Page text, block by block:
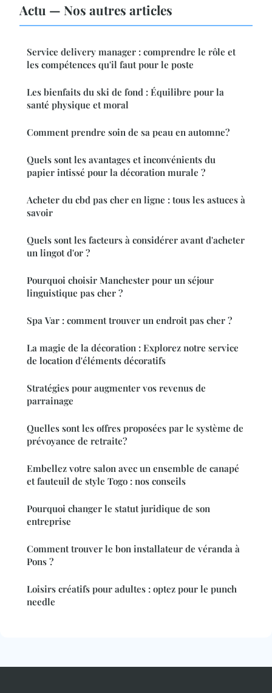
Actu — Nos autres articles
Service delivery manager : comprendre le rôle et
les compétences qu'il faut pour le poste
Les bienfaits du ski de fond : Équilibre pour la
santé physique et moral
Comment prendre soin de sa peau en automne?
Quels sont les avantages et inconvénients du
papier intissé pour la décoration murale ?
Acheter du cbd pas cher en ligne : tous les astuces à
savoir
Quels sont les facteurs à considérer avant d'acheter
un lingot d'or ?
Pourquoi choisir Manchester pour un séjour
linguistique pas cher ?
Spa Var : comment trouver un endroit pas cher ?
La magie de la décoration : Explorez notre service
de location d'éléments décoratifs
Stratégies pour augmenter vos revenus de
parrainage
Quelles sont les offres proposées par le système de
prévoyance de retraite?
Embellez votre salon avec un ensemble de canapé
et fauteuil de style Togo : nos conseils
Pourquoi changer le statut juridique de son
entreprise
Comment trouver le bon installateur de véranda à
Pons ?
Loisirs créatifs pour adultes : optez pour le punch
needle